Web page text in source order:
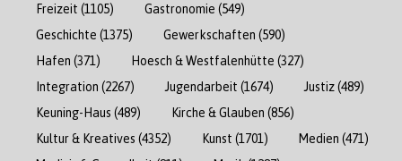
Freizeit (1105) Gastronomie (549)
Geschichte (1375) Gewerkschaften (590)
Hafen (371) Hoesch & Westfalenhütte (327)
Integration (2267) Jugendarbeit (1674) Justiz(489)
Keuning-Haus (489) Kirche & Glauben (856)
Kultur & Kreatives (4352) Kunst (1701) Medien (471)